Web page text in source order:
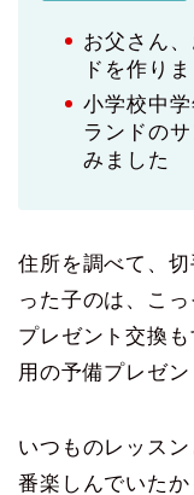
お父さん
ドを作り
小学校中
ランドの
みました
住所を調べて、
った子のは、こ
プレゼント交換
用の予備プレゼン
いつものレッス
番楽しんでいたか